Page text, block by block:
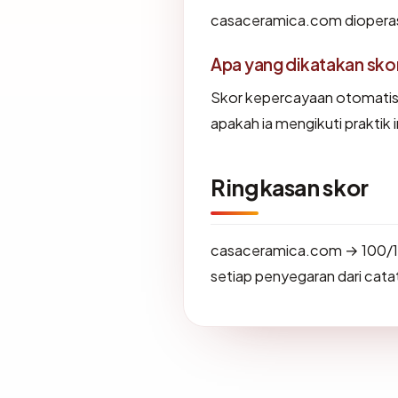
casaceramica.com
Apa yang dikatakan
Skor kepercayaan
apakah ia mengikuti praktik
Ringkasan skor
casaceramica.com → 100/
setiap penyegaran dari